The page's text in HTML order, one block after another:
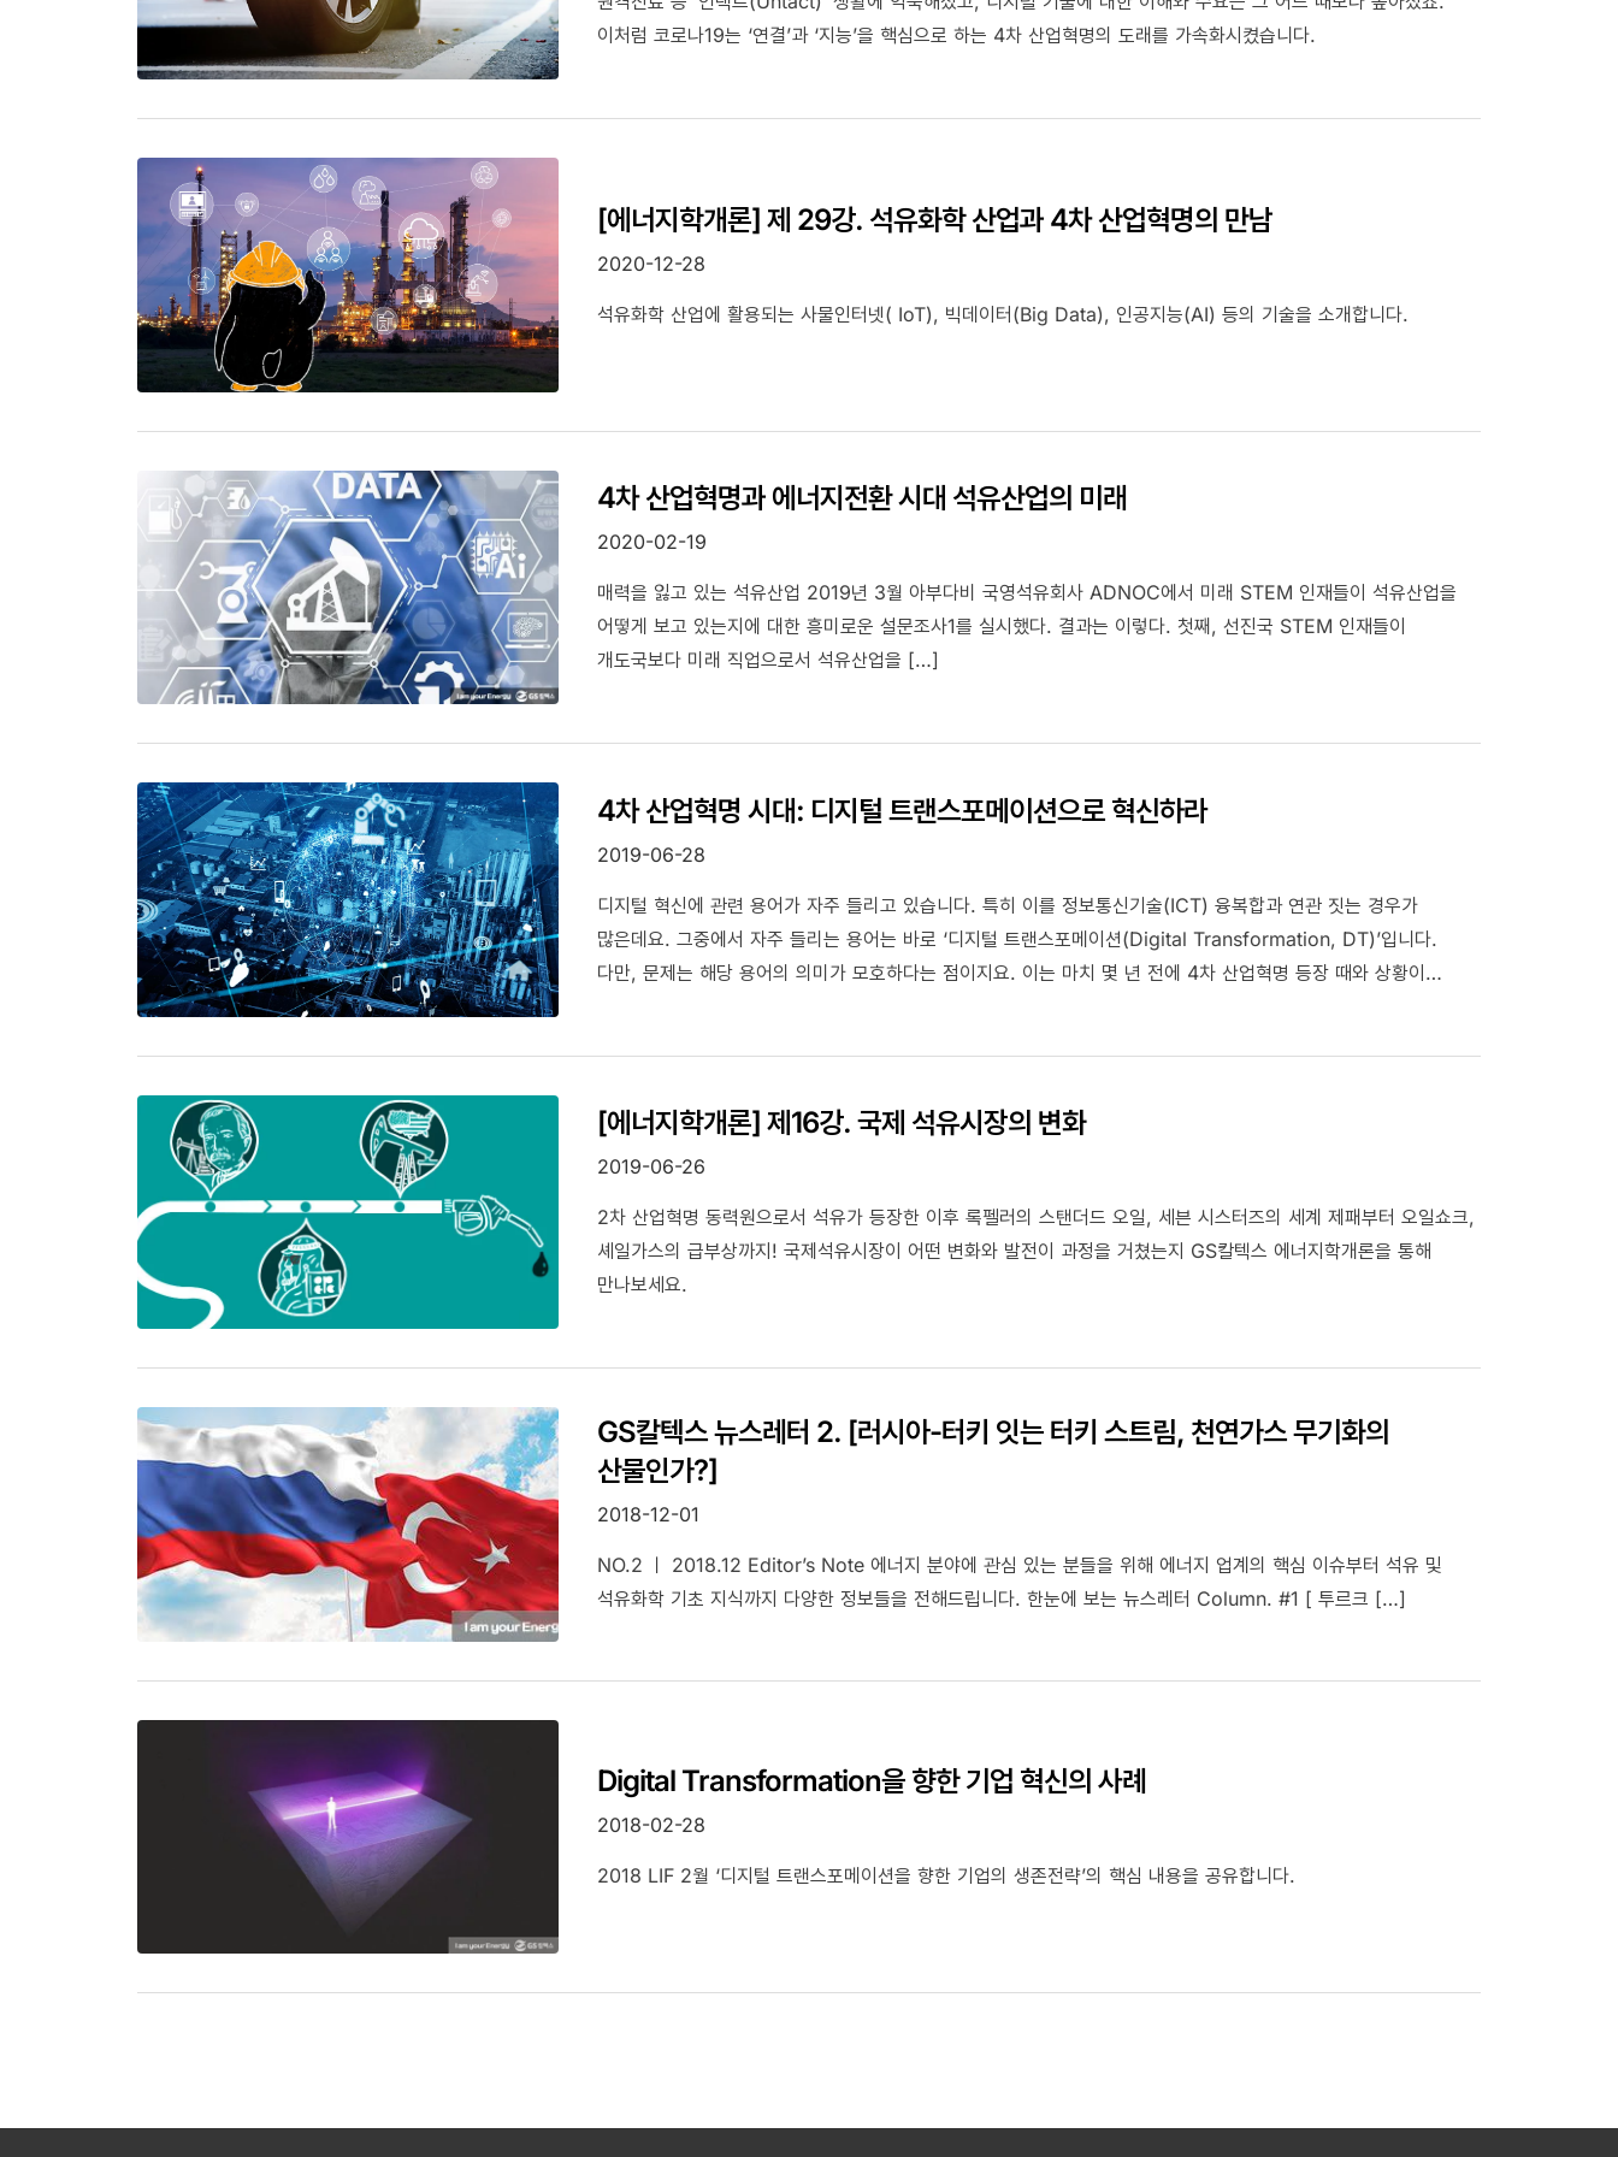
이처럼 코로나19는 ‘연결’과 ‘지능’을 핵심으로 하는 4차 산업혁명의 도래를 가속화시켰습니다.
[에너지학개론] 제 29강. 석유화학 산업과 4차 산업혁명의 만남
2020-12-28
석유화학 산업에 활용되는 사물인터넷( IoT), 빅데이터(Big Data), 인공지능(AI) 등의 기술을 소개합니다.
4차 산업혁명과 에너지전환 시대 석유산업의 미래
2020-02-19
매력을 잃고 있는 석유산업 2019년 3월 아부다비 국영석유회사 ADNOC에서 미래 STEM 인재들이 석유산업을
어떻게 보고 있는지에 대한 흥미로운 설문조사1를 실시했다. 결과는 이렇다. 첫째, 선진국 STEM 인재들이
개도국보다 미래 직업으로서 석유산업을 […]
4차 산업혁명 시대: 디지털 트랜스포메이션으로 혁신하라
2019-06-28
디지털 혁신에 관련 용어가 자주 들리고 있습니다. 특히 이를 정보통신기술(ICT) 융복합과 연관 짓는 경우가
많은데요. 그중에서 자주 들리는 용어는 바로 ‘디지털 트랜스포메이션(Digital Transformation, DT)’입니다.
다만, 문제는 해당 용어의 의미가 모호하다는 점이지요. 이는 마치 몇 년 전에 4차 산업혁명 등장 때와 상황이
21세기 미래형 도시 어찌 보면, 이러한 현상은 신규 기술 관련 용어에서 나타나는 당연한 현상인지도 모릅니다. 신규
기술의 경우에는 사회에 퍼지지 않은 경우가 많은데, 이는 ICT 전문가라도 신규 기술을 명확히 정의하기 어렵게
합니다. 디지털 트랜스포메이션도 신규 기술 관련 용어입니다. 따라서 일반인이 이러한 기술 용어를 파악하기란 쉽지
않습니다. 이러한 이유로, 본 글에서는 이러한 어려움을 해결하고자 디지털 트랜스포메이션을 주제로 다루도록
하겠습니다.
[에너지학개론] 제16강. 국제 석유시장의 변화
2019-06-26
2차 산업혁명 동력원으로서 석유가 등장한 이후 록펠러의 스탠더드 오일, 세븐 시스터즈의 세계 제패부터 오일쇼크,
셰일가스의 급부상까지! 국제석유시장이 어떤 변화와 발전이 과정을 거쳤는지 GS칼텍스 에너지학개론을 통해
만나보세요.
GS칼텍스 뉴스레터 2. [러시아-터키 잇는 터키 스트림, 천연가스 무기화의
산물인가?]
2018-12-01
NO.2 ㅣ 2018.12 Editor’s Note 에너지 분야에 관심 있는 분들을 위해 에너지 업계의 핵심 이슈부터 석유 및
석유화학 기초 지식까지 다양한 정보들을 전해드립니다. 한눈에 보는 뉴스레터 Column. #1 [ 투르크 […]
Digital Transformation을 향한 기업 혁신의 사례
2018-02-28
2018 LIF 2월 ‘디지털 트랜스포메이션을 향한 기업의 생존전략’의 핵심 내용을 공유합니다.